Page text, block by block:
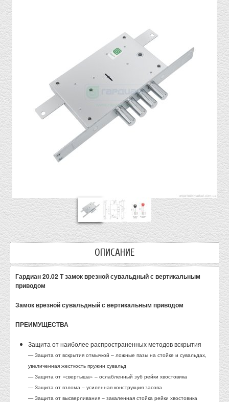
ОПИСАНИЕ
Гардиан 20.02 Тзамок врезной сувальдный с вертикальным
приводом
Замок врезной сувальдный с вертикальным приводом
ПРЕИМУЩЕСТВА
Защита от наиболее распространенных методов вскрытия
— Защита от вскрытия отмычкой – ложные пазы на стойке и сувальдах,
увеличенная жесткость пружин сувальд
— Защита от «свертыша» – ослабленный зуб рейки хвостовика
— Защита от взлома – усиленная конструкция засова
— Защита от высверливания – закаленная стойка рейки хвостовика